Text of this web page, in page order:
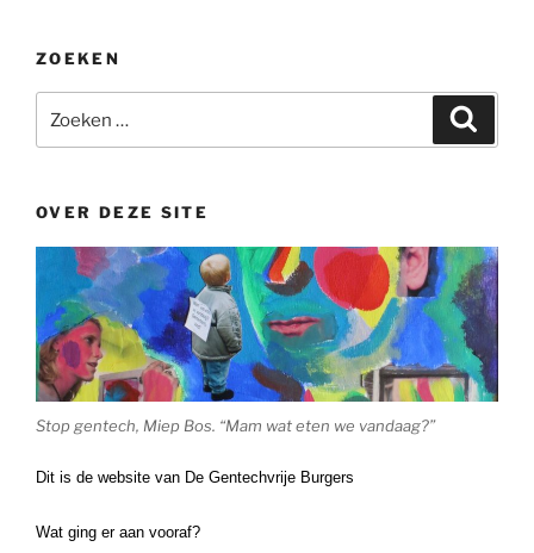
ZOEKEN
naar:
OVER DEZE SITE
Stop gentech, Miep Bos. “Mam wat eten we vandaag?”
Dit is de website van De Gentechvrije Burgers
Wat ging er aan vooraf?